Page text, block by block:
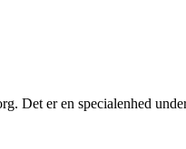
Det er en specialenhed